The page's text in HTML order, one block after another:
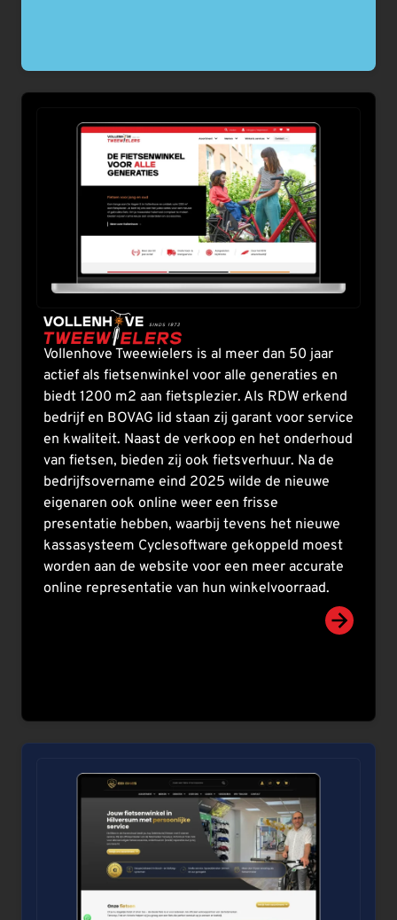
Vollenhove Tweewielers is al meer dan 50 jaar
actief als fietsenwinkel voor alle generaties en
biedt 1200 m2 aan fietsplezier. Als RDW erkend
bedrijf en BOVAG lid staan zij garant voor service
en kwaliteit. Naast de verkoop en het onderhoud
van fietsen, bieden zij ook fietsverhuur. Na de
bedrijfsovername eind 2025 wilde de nieuwe
eigenaren ook online weer een frisse
presentatie hebben, waarbij tevens het nieuwe
kassasysteem Cyclesoftware gekoppeld moest
worden aan de website voor een meer accurate
online representatie van hun winkelvoorraad.